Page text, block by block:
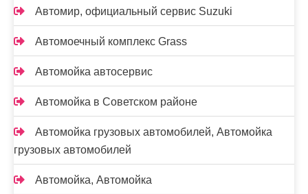
Автомир, официальный сервис Suzuki
Автомоечный комплекс Grass
Автомойка автосервис
Автомойка в Советском районе
Автомойка грузовых автомобилей, Автомойка
грузовых автомобилей
Автомойка, Автомойка